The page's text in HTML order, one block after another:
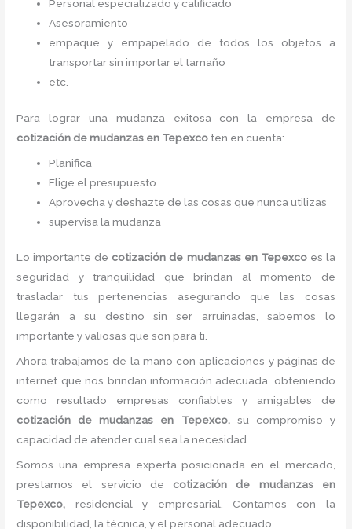
Personal especializado y calificado
Asesoramiento
empaque y empapelado de todos los objetos a
transportar sin importar el tamaño
etc.
Para lograr una mudanza exitosa con la empresa de
cotización de mudanzas en Tepexco ten en cuenta:
Planifica
Elige el presupuesto
Aprovecha y deshazte de las cosas que nunca utilizas
supervisa la mudanza
Lo importante de cotización de mudanzasen Tepexco es la
seguridad y tranquilidad que brindan al momento de
trasladar tus pertenencias asegurando que las cosas
llegarán a su destino sin ser arruinadas, sabemos lo
importante y valiosas que son para ti.
Ahora trabajamos de la mano con aplicaciones y páginas de
internet que nos brindan información adecuada, obteniendo
como resultado empresas confiables y amigables de
cotización de mudanzas
en Tepexco, su compromiso y
capacidad de atender cual sea la necesidad.
Somos una empresa experta posicionada en el mercado,
prestamos el servicio de cotización de mudanzasen
Tepexco, residencial y empresarial. Contamos con la
disponibilidad, la técnica, y el personal adecuado.